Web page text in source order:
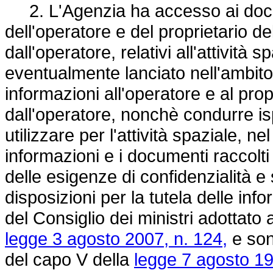
2. L'Agenzia ha accesso ai
dell'operatore e del proprietario
dall'operatore, relativi all'attività
eventualmente lanciato
informazioni all'operatore e al
dall'operatore, nonchè condurre
utilizzare per l'attività spaziale,
informazioni e i documenti
delle esigenze di confidenzialità
disposizioni per la tutela delle
del Consiglio dei ministri adottato
legge 3 agosto 2007, n. 124, e
del capo V della legge 7 agosto